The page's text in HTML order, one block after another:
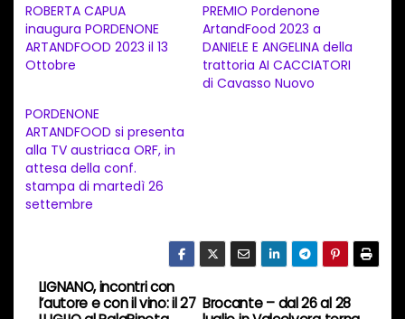
a
m
e
t
o
i
n
r
s
ROBERTA CAPUA
inaugura PORDENONE
ARTANDFOOD 2023 il 13
Ottobre
PREMIO Pordenone
ArtandFood 2023 a
DANIELE E ANGELINA della
trattoria AI CACCIATORI
di Cavasso Nuovo
PORDENONE
ARTANDFOOD si presenta
alla TV austriaca ORF, in
attesa della conf.
stampa di martedì 26
settembre
N
Brocante – dal 26 al 28
LIGNANO, incontri con
l’autore e con il vino: il 27